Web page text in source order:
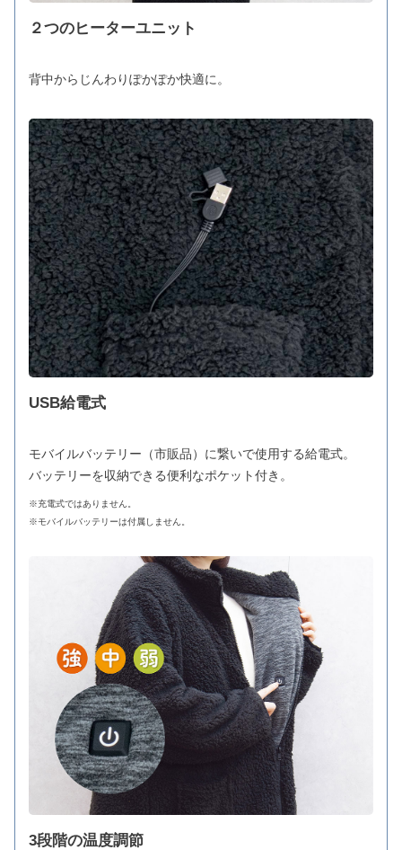
２つのヒーターユニット
背中からじんわりぽかぽか快適に。
USB給電式
モバイルバッテリー（市販品）に繋いで使用する給電式。
バッテリーを収納できる便利なポケット付き。
※充電式ではありません。
※モバイルバッテリーは付属しません。
3段階の温度調節